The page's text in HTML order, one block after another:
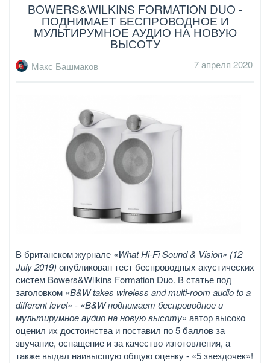
BOWERS&WILKINS FORMATION DUO -
ПОДНИМАЕТ БЕСПРОВОДНОЕ И
МУЛЬТИРУМНОЕ АУДИО НА НОВУЮ
ВЫСОТУ
Макс Башмаков 7 апреля 2020
В британском журнале «What Hi-Fi Sound & Vision» (12
July 2019) опубликован тест беспроводных акустических
систем Bowers&Wilkins Formation Duo. В статье под
заголовком «B&W takes wireless and multi-room audio to a
different level» - «B&W поднимает беспроводное и
мультирумное аудио на новую высоту» автор высоко
оценил их достоинства и поставил по 5 баллов за
звучание, оснащение и за качество изготовления, а
также выдал наивысшую общую оценку - «5 звездочек»!